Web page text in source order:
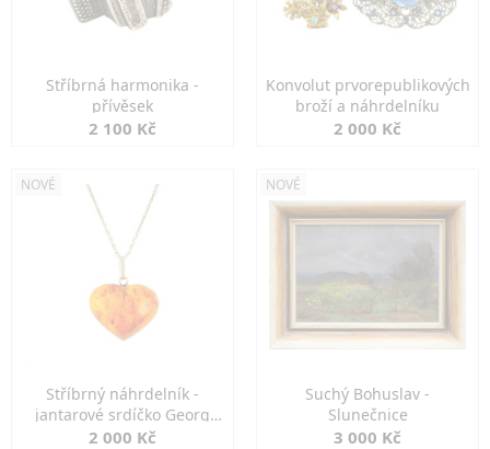
Stříbrná harmonika -
přívěsek
2 100 Kč
Konvolut prvorepublikových
broží a náhrdelníku
2 000 Kč
NOVÉ
Stříbrný náhrdelník -
jantarové srdíčko Georg
Kramer
2 000 Kč
NOVÉ
Suchý Bohuslav -
Slunečnice
3 000 Kč